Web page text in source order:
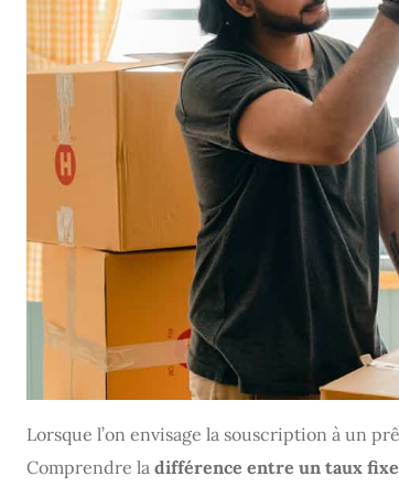
Lorsque l’on envisage la souscription à un
Comprendre la différence entre un taux